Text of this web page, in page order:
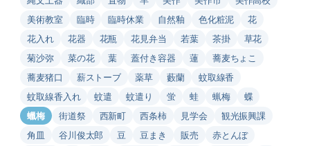
美術教室
臨時 臨時休業 自然釉 色化粧泥
花
花入れ
花器 花瓶 花見弁当 若葉 茶掛
草花
菊沙弥
菜の花 葉 蓋付き容器 蓮
蕎麦ちょこ
蕎麦猪口
薪ストーブ 薬草 藪蘭
蚊取線香
蚊取線香入れ
蚊遣 蚊遣り 蛍 蛙 蝋梅
蝶
蠟梅
街道祭 西新町 西条柿 見学会
観光振興課
角皿
谷川俊太郎 豆 豆まき 販売
赤とんぼ